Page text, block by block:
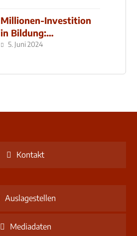
Millionen-Investition
in Bildung:
Schulzentrum-Neubau
5. Juni 2024
Kontakt
Auslagestellen
Mediadaten